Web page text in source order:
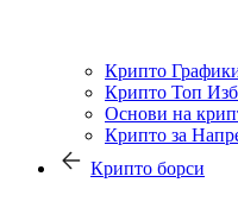
Крипто
Крипто Топ
Основи на
Крипто за
Крипто борси